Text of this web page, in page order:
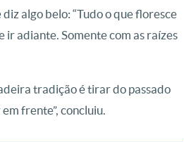
algo belo: “Tudo o que floresce
ir adiante. Somente com as raízes
tradição é tirar do passado
frente”, concluiu.